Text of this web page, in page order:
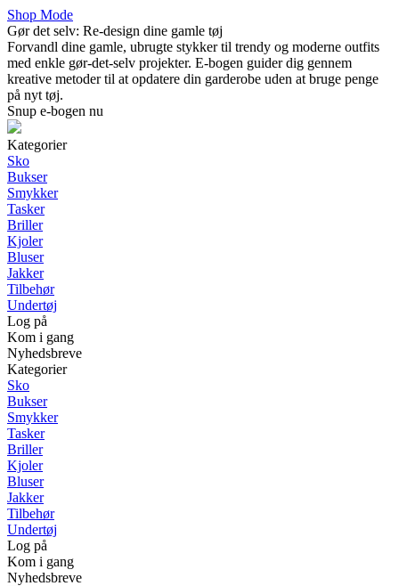
Shop Mode
Gør det selv: Re-design dine gamle tøj
Forvandl dine gamle, ubrugte stykker til trendy og moderne outfits
med enkle gør-det-selv projekter. E-bogen guider dig gennem
kreative metoder til at opdatere din garderobe uden at bruge penge
på nyt tøj.
Snup e-bogen nu
Kategorier
Sko
Bukser
Smykker
Tasker
Briller
Kjoler
Bluser
Jakker
Tilbehør
Undertøj
Log på
Kom i gang
Nyhedsbreve
Kategorier
Sko
Bukser
Smykker
Tasker
Briller
Kjoler
Bluser
Jakker
Tilbehør
Undertøj
Log på
Kom i gang
Nyhedsbreve